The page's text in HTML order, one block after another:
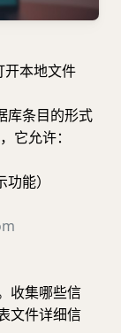
本地文件
库条目的形式
它允许：
能）
收集哪些信
文件详细信